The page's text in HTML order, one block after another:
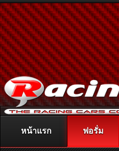
ติดต่อลงโฆษณา
หรืออ่านรายละเอี
หน้าแรก ฟอรั่ม